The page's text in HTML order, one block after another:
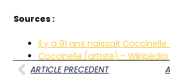
Sources :
Il y a 91 ans naissait
Coccinelle (artiste) – Wikipédia
ARTICLE PRECEDENT